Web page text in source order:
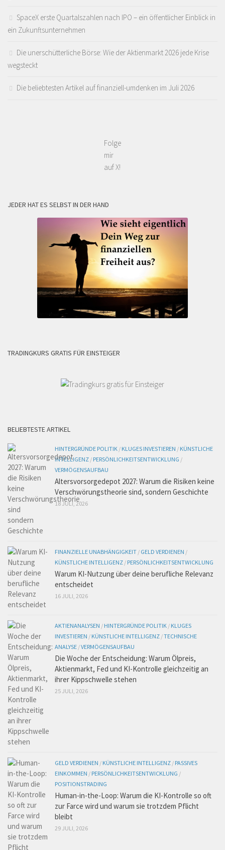
SpaceX erste Quartalszahlen nach IPO – ein öffentlicher Einblick in
ein Zukunftsunternehmen
Die unerschütterliche Börse: Wie der Aktienmarkt 2026 jede Krise
wegsteckt
Die beliebtesten Artikel auf finanziell-umdenken im Juli 2026
Folge
mir
auf X!
JEDER HAT ES SELBST IN DER HAND
TRADINGKURS GRATIS FÜR EINSTEIGER
BELIEBTESTE ARTIKEL
HINTERGRÜNDE POLITIK / KLUGES INVESTIEREN / KÜNSTLICHE
INTELLIGENZ / PERSÖNLICHKEITSENTWICKLUNG /
VERMÖGENSAUFBAU
Altersvorsorgedepot 2027: Warum die Risiken keine
Verschwörungstheorie sind, sondern Geschichte
18 JULI, 2026
FINANZIELLE UNABHÄNGIGKEIT / GELD VERDIENEN /
KÜNSTLICHE INTELLIGENZ / PERSÖNLICHKEITSENTWICKLUNG
Warum KI-Nutzung über deine berufliche Relevanz
entscheidet
16 JULI, 2026
AKTIENANALYSEN / HINTERGRÜNDE POLITIK / KLUGES
INVESTIEREN / KÜNSTLICHE INTELLIGENZ /TECHNISCHE
ANALYSE /VERMÖGENSAUFBAU
Die Woche der Entscheidung: Warum Ölpreis,
Aktienmarkt, Fed und KI-Kontrolle gleichzeitig an
ihrer Kippschwelle stehen
25 JULI, 2026
GELD VERDIENEN / KÜNSTLICHE INTELLIGENZ / PASSIVES
EINKOMMEN / PERSÖNLICHKEITSENTWICKLUNG /
POSITIONSTRADING
Human-in-the-Loop: Warum die KI-Kontrolle so oft
zur Farce wird und warum sie trotzdem Pflicht
bleibt
29 JULI, 2026